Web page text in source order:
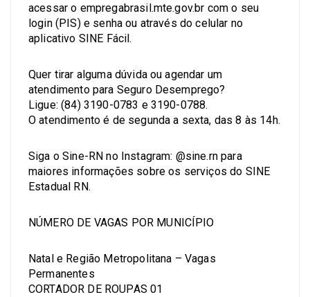
acessar o empregabrasil.mte.gov.br com o seu
login (PIS) e senha ou através do celular no
aplicativo SINE Fácil.
Quer tirar alguma dúvida ou agendar um
atendimento para Seguro Desemprego?
Ligue: (84) 3190-0783 e 3190-0788.
O atendimento é de segunda a sexta, das 8 às 14h.
Siga o Sine-RN no Instagram: @sine.rn para
maiores informações sobre os serviços do SINE
Estadual RN.
NÚMERO DE VAGAS POR MUNICÍPIO
Natal e Região Metropolitana – Vagas
Permanentes
CORTADOR DE ROUPAS 01